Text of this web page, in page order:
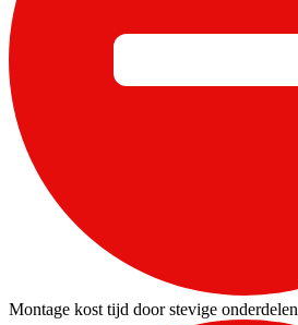
Montage kost tijd door stevige onderdelen